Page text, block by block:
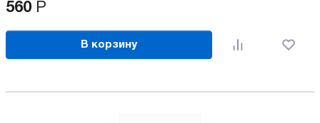
560 Р
В корзину